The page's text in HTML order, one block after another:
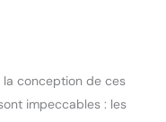
la conception de ces
impeccables : les